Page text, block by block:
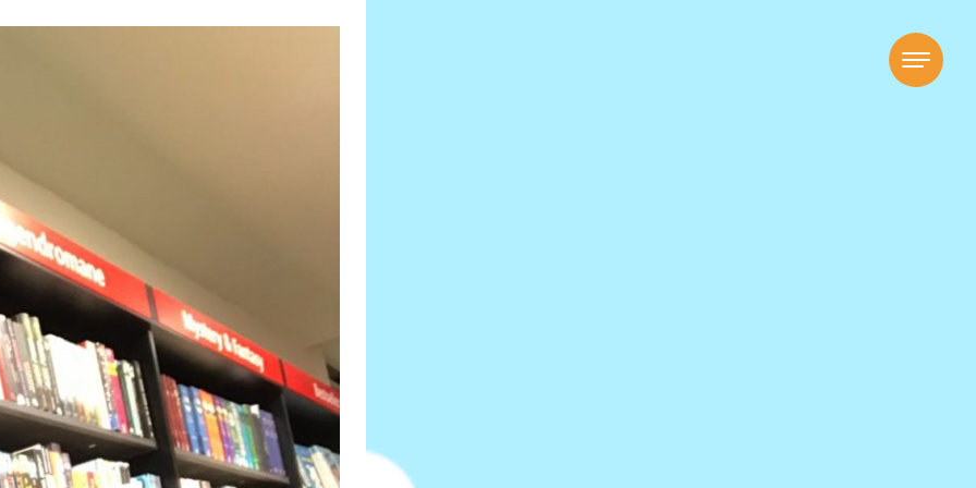
Rezension Fallen Queen – ein Herz so
schwarz wie Ebenholz
Rezension von Bin Hexen geht in
Deckung!
Mein Lesemonat Juni
Meta